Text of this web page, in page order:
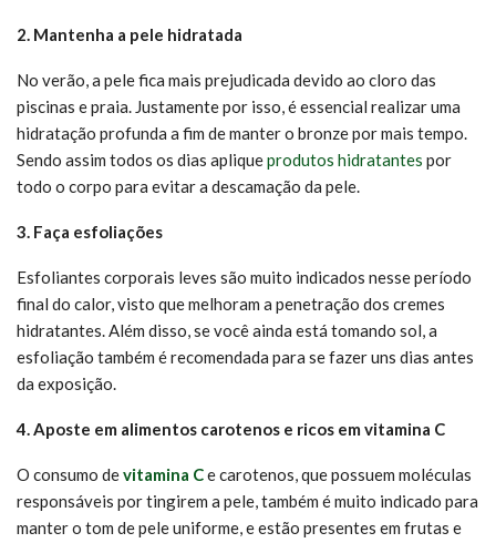
2. Mantenha a pele hidratada
No verão, a pele fica mais prejudicada devido ao cloro das
piscinas e praia. Justamente por isso, é essencial realizar uma
hidratação profunda a fim de manter o bronze por mais tempo.
Sendo assim todos os dias apliqueprodutos hidratantes por
todo o corpo para evitar a descamação da pele.
3. Faça esfoliações
Esfoliantes corporais leves são muito indicados nesse período
final do calor, visto que melhoram a penetração dos cremes
hidratantes. Além disso, se você ainda está tomando sol, a
esfoliação também é recomendada para se fazer uns dias antes
da exposição.
4. Aposte em alimentos carotenos e ricos em vitamina C
O consumo devitamina Ce carotenos, que possuem moléculas
responsáveis por tingirem a pele, também é muito indicado para
manter o tom de pele uniforme, e estão presentes em frutas e